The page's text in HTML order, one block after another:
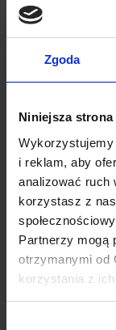
Zgoda
Niniejsza
i reklam, aby
analizować ruch
korzystasz z
Partnerzy mogą
otrzymanymi od
korzystania z ich